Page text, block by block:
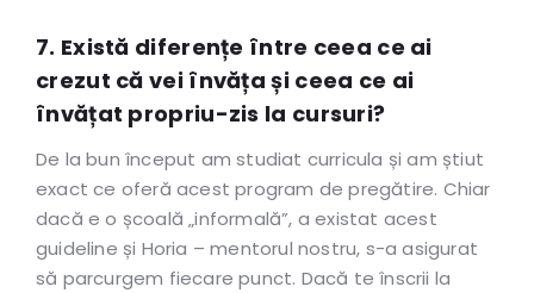
7. Există diferențe între ceea ce ai
crezut că vei învăța și ceea ce ai
învățat propriu-zis la cursuri?
De la bun început am studiat curricula și am știut
exact ce oferă acest program de pregătire. Chiar
dacă e o școală „informală”, a existat acest
guideline și Horia – mentorul nostru, s-a asigurat
să parcurgem fiecare punct. Dacă te înscrii la